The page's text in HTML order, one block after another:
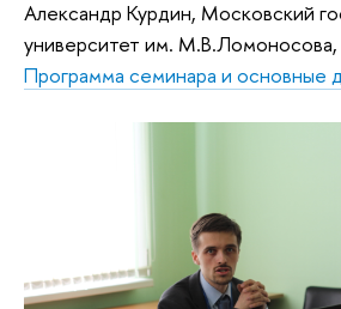
Александр Курдин, Московский
университет им. М.В.Ломоносова,
Программа семинара и основные